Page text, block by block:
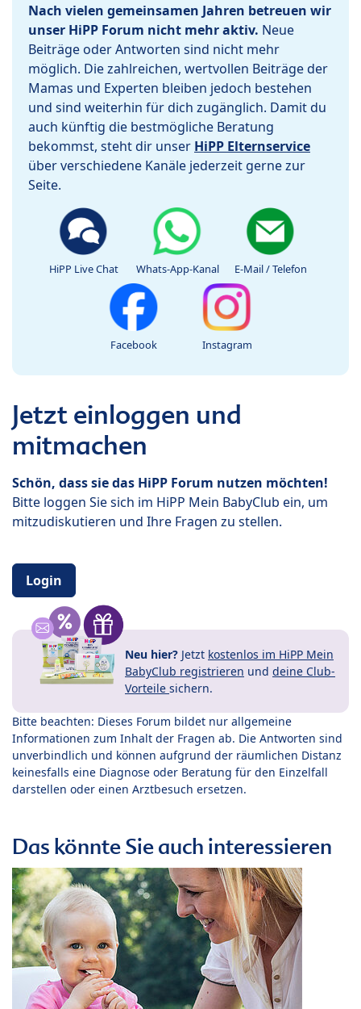
Nach vielen gemeinsamen Jahren betreuen wir
unser HiPP Forum nicht mehr aktiv. Neue
Beiträge oder Antworten sind nicht mehr
möglich. Die zahlreichen, wertvollen Beiträge der
Mamas und Experten bleiben jedoch bestehen
und sind weiterhin für dich zugänglich. Damit du
auch künftig die bestmögliche Beratung
bekommst, steht dir unser HiPP Elternservice
über verschiedene Kanäle jederzeit gerne zur
Seite.
HiPP Live Chat Whats-App-Kanal E-Mail / Telefon
Facebook Instagram
Jetzt einloggen und
mitmachen
Schön, dass sie das HiPP Forum nutzen möchten!
Bitte loggen Sie sich im HiPP Mein BabyClub ein, um
mitzudiskutieren und Ihre Fragen zu stellen.
Login
Neu hier? Jetzt kostenlos im HiPP Mein
BabyClub registrieren und deine Club-
Vorteile sichern.
Bitte beachten: Dieses Forum bildet nur allgemeine
Informationen zum Inhalt der Fragen ab. Die Antworten sind
unverbindlich und können aufgrund der räumlichen Distanz
keinesfalls eine Diagnose oder Beratung für den Einzelfall
darstellen oder einen Arztbesuch ersetzen.
Das könnte Sie auch interessieren